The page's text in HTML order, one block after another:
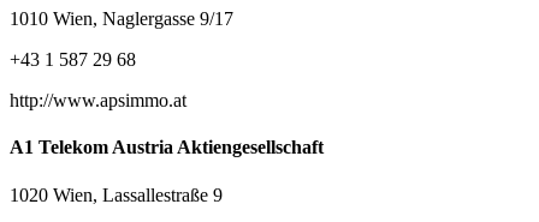
1010 Wien, Naglergasse 9/17
+43 1 587 29 68
http://www.apsimmo.at
A1 Telekom Austria Aktiengesellschaft
1020 Wien, Lassallestraße 9